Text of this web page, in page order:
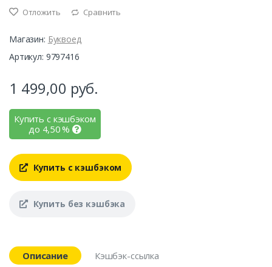
Отложить Сравнить
Магазин: Буквоед
Артикул: 9797416
1 499,00 руб.
Купить с кэшбэком
до 4,50%
Купить с кэшбэком
Купить без кэшбэка
Описание
Кэшбэк-ссылка